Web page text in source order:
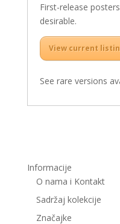
First-release
desirable.
View current
See rare versions
Informacije
O nama i Kontakt
Sadržaj kolekcije
Značajke